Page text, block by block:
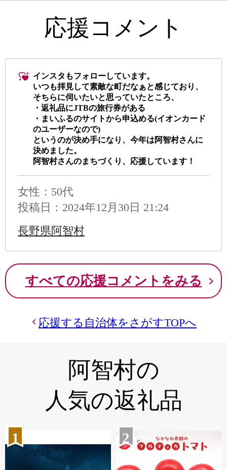
応援コメント
インスタもフォローしています。
いつも拝見して素敵な町だなぁと感じており、
そちらに伺いたいと思っていたところ、
・返礼品にJTBの旅行券がある
・まいふるのサイトから申込める(イオンカード
のユーザーなので)
というのが決め手になり、今年は阿智村さんに
決めました。
阿智村さんのまちづくり、応援しています！
女性：50代
投稿日：2024年12月30日 21:24
長野県阿智村
すべての応援コメントをみる
応援する自治体をさがすTOPへ
阿智村の
人気の返礼品
1 2